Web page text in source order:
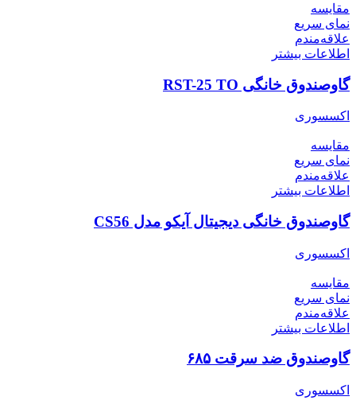
مقایسه
نمای سریع
علاقه‌مندم
اطلاعات بیشتر
گاوصندوق خانگی RST-25 TO
اکسسوری
مقایسه
نمای سریع
علاقه‌مندم
اطلاعات بیشتر
گاوصندوق خانگی دیجیتال آیکو مدل CS56
اکسسوری
مقایسه
نمای سریع
علاقه‌مندم
اطلاعات بیشتر
گاوصندوق ضد سرقت ۶۸۵
اکسسوری